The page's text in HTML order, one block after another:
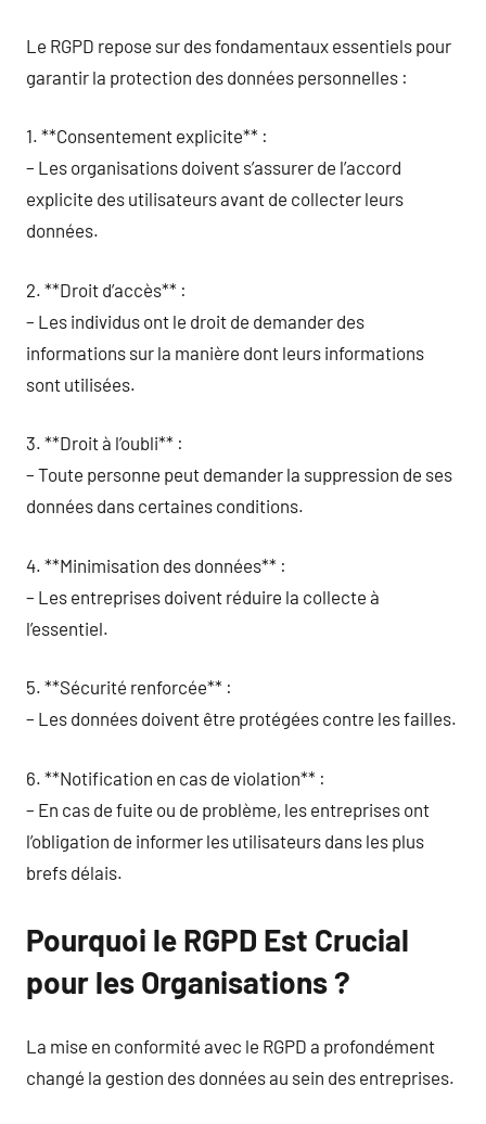
Le RGPD repose sur des fondamentaux essentiels pour
garantir la protection des données personnelles :
1. **Consentement explicite** :
– Les organisations doivent s’assurer de l’accord
explicite des utilisateurs avant de collecter leurs
données.
2. **Droit d’accès** :
– Les individus ont le droit de demander des
informations sur la manière dont leurs informations
sont utilisées.
3. **Droit à l’oubli** :
– Toute personne peut demander la suppression de ses
données dans certaines conditions.
4. **Minimisation des données** :
– Les entreprises doivent réduire la collecte à
l’essentiel.
5. **Sécurité renforcée** :
– Les données doivent être protégées contre les failles.
6. **Notification en cas de violation** :
– En cas de fuite ou de problème, les entreprises ont
l’obligation de informer les utilisateurs dans les plus
brefs délais.
Pourquoi le RGPD Est Crucial
pour les Organisations ?
La mise en conformité avec le RGPD a profondément
changé la gestion des données au sein des entreprises.